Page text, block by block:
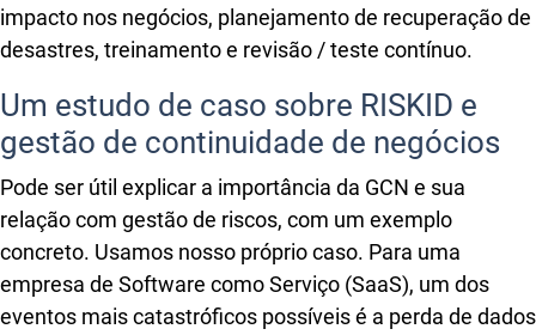
impacto nos negócios, planejamento de recuperação de
desastres, treinamento e revisão / teste contínuo.
Um estudo de caso sobre RISKID e
gestão de continuidade de negócios
Pode ser útil explicar a importância da GCN e sua
relação com gestão de riscos, com um exemplo
concreto. Usamos nosso próprio caso. Para uma
empresa de Software como Serviço (SaaS), um dos
eventos mais catastróficos possíveis é a perda de dados